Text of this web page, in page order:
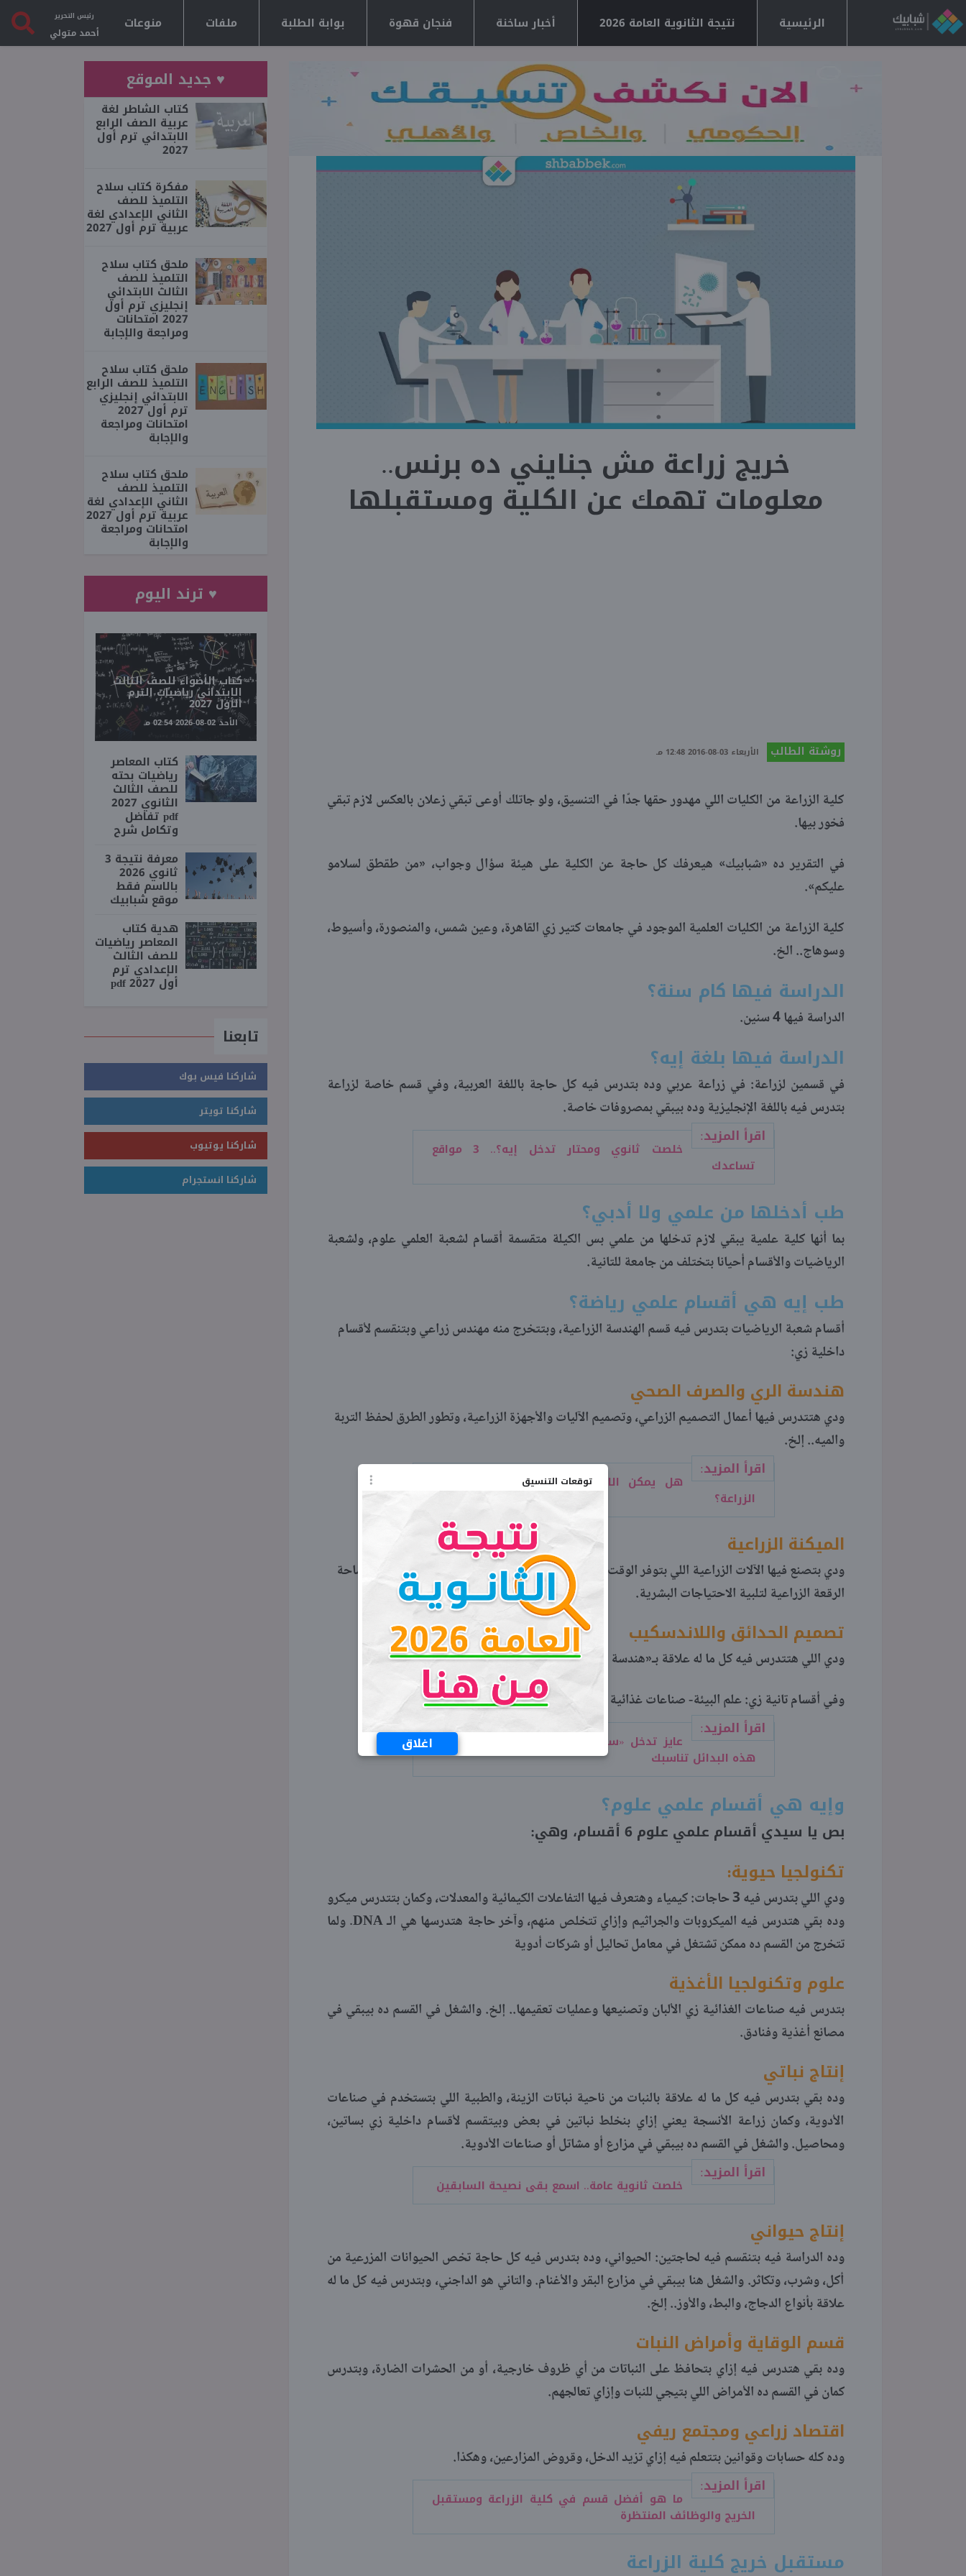
توقعات التنسيق
اغلاق
الرئيسية نتيجة الثانوية العامة 2026 أخبار ساخنة فنجان قهوة بوابة الطلبة ملفات منوعات رئيس التحرير
أحمد متولي
خريج زراعة مش جنايني ده برنس..
معلومات تهمك عن الكلية ومستقبلها
روشتة الطالب الأربعاء 03-08-2016 12:48 مـ
كلية الزراعة من الكليات اللي مهدور حقها جدًا في التنسيق، ولو جاتلك أوعى تبقي زعلان بالعكس لازم تبقي
فخور بيها.
في التقرير ده «شبابيك» هيعرفك كل حاجة عن الكلية على هيئة سؤال وجواب، «من طقطق لسلامو
عليكم».
كلية الزراعة من الكليات العلمية الموجود في جامعات كتير زي القاهرة، وعين شمس، والمنصورة، وأسيوط،
وسوهاج.. الخ.
الدراسة فيها كام سنة؟
الدراسة فيها 4 سنين.
الدراسة فيها بلغة إيه؟
في قسمين لزراعة: في زراعة عربي وده بتدرس فيه كل حاجة باللغة العربية، وفي قسم خاصة لزراعة
بتدرس فيه باللغة الإنجليزية وده بيبقي بمصروفات خاصة.
اقرأ المزيد:
خلصت ثانوي ومحتار تدخل إيه؟.. 3 مواقع
تساعدك
طب أدخلها من علمي ولا أدبي؟
بما أنها كلية علمية يبقي لازم تدخلها من علمي بس الكيلة متقسمة أقسام لشعبة العلمي علوم، ولشعبة
الرياضيات والأقسام أحيانا بتختلف من جامعة للتانية.
طب إيه هي أقسام علمي رياضة؟
أقسام شعبة الرياضيات بتدرس فيه قسم الهندسة الزراعية، وبتتخرج منه مهندس زراعي وبتنقسم لأقسام
داخلية زي:
هندسة الري والصرف الصحي
ودي هتتدرس فيها أعمال التصميم الزراعي، وتصميم الآليات والأجهزة الزراعية، وتطور الطرق لحفظ التربة
والميه.. إلخ.
اقرأ المزيد:
هل يمكن الالتحاق بكلية الصيدلة بعد كلية
الزراعة؟
الميكنة الزراعية
ودي بتصنع فيها الآلات الزراعية اللي بتوفر الوقت والجهد المبذول في الزراعة، وبتساعد على زيادة مساحة
الرقعة الزراعية لتلبية الاحتياجات البشرية.
تصميم الحدائق واللاندسكيب
ودي اللي هتتدرس فيه كل ما له علاقة بـ«هندسة الحدائق»
وفي أقسام تانية زي: علم البيئة- صناعات غذائية - تصنيع زراعي- علم المراعي والغابات، وهكذا.
اقرأ المزيد:
عايز تدخل «سياسة واقتصاد» ومجموعك قليل؟..
هذه البدائل تناسبك
وإيه هي أقسام علمي علوم؟
بص يا سيدي أقسام علمي علوم 6 أقسام، وهي:
تكنولجيا حيوية:
ودي اللي بتدرس فيه 3 حاجات: كيمياء وهتعرف فيها التفاعلات الكيمائية والمعدلات، وكمان بتتدرس ميكرو
وده بقي هتدرس فيه الميكروبات والجراثيم وإزاي تتخلص منهم، وآخر حاجة هتدرسها هي الـ DNA. ولما
تتخرج من القسم ده ممكن تشتغل في معامل تحاليل أو شركات أدوية
علوم وتكنولجيا الأغذية
بتدرس فيه صناعات الغذائية زي الألبان وتصنيعها وعمليات تعقيمها.. إلخ. والشغل في القسم ده بيبقي في
مصانع أغذية وفنادق.
إنتاج نباتي
وده بقي بتدرس فيه كل ما له علاقة بالنبات من ناحية نباتات الزينة، والطبية اللي بتستخدم في صناعات
الأدوية، وكمان زراعة الأنسجة يعني إزاي بنخلط نباتين في بعض وبيتقسم لأقسام داخلية زي بساتين،
ومحاصيل. والشغل في القسم ده بيبقي في مزارع أو مشاتل أو صناعات الأدوية.
اقرأ المزيد:
خلصت ثانوية عامة.. اسمع بقى نصيحة السابقين
إنتاج حيواني
وده الدراسة فيه بتنقسم فيه لحاجتين: الحيواني، وده بتدرس فيه كل حاجة تخص الحيوانات المزرعية من
أكل، وشرب، وتكاثر. والشغل هنا بيبقي في مزارع البقر والأغنام. والتاني هو الداجني، وبتدرس فيه كل ما له
علاقة بأنواع الدجاج، والبط، والأوز.. إلخ.
قسم الوقاية وأمراض النبات
وده بقي هتدرس فيه إزاي بتحافظ على النباتات من أي ظروف خارجية، أو من الحشرات الضارة، وبتدرس
كمان في القسم ده الأمراض اللي بتيجي للنبات وإزاي تعالجهم.
اقتصاد زراعي ومجتمع ريفي
وده كله حسابات وقوانين بتتعلم فيه إزاي تزيد الدخل، وقروض المزارعين، وهكذا.
اقرأ المزيد:
ما هو أفضل قسم في كلية الزراعة ومستقبل
الخريج والوظائف المنتظرة
مستقبل خريج كلية الزراعة
♥ جديد الموقع
كتاب الشاطر لغة
عربية الصف الرابع
الابتدائي ترم أول
2027
مفكرة كتاب سلاح
التلميذ للصف
الثاني الإعدادي لغة
عربية ترم أول 2027
ملحق كتاب سلاح
التلميذ للصف
الثالث الابتدائي
إنجليزي ترم أول
2027 امتحانات
ومراجعة والإجابة
ملحق كتاب سلاح
التلميذ للصف الرابع
الابتدائي إنجليزي
ترم أول 2027
امتحانات ومراجعة
والإجابة
ملحق كتاب سلاح
التلميذ للصف
الثاني الإعدادي لغة
عربية ترم أول 2027
امتحانات ومراجعة
والإجابة
♥ ترند اليوم
كتاب الأضواء للصف الثالث
الابتدائي رياضيات الترم
الأول 2027
الأحد 02-08-2026 02:54 مـ
كتاب المعاصر
رياضيات بحته
للصف الثالث
الثانوي 2027
pdf تفاضل
وتكامل شرح
معرفة نتيجة 3
ثانوي 2026
بالاسم فقط
موقع شبابيك
هدية كتاب
المعاصر رياضيات
للصف الثالث
الإعدادي ترم
أول 2027 pdf
تابعنا
شاركنا فيس بوك
شاركنا تويتر
شاركنا يوتيوب
شاركنا انستجرام